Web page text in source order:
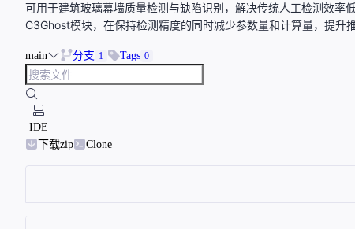
可用于建筑玻璃幕墙质量检测与缺陷识别，解决传统人工检测效
C3Ghost模块，在保持检测精度的同时减少参数量和计算量，提升
main 分支 1 Tags 0
IDE
下载zip
Clone